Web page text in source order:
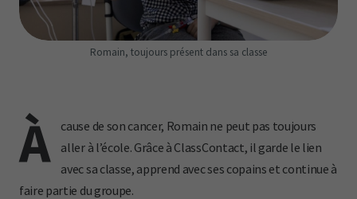
Romain, toujours présent dans sa classe
À
cause de son cancer, Romain ne peut pas toujours
aller à l’école. Grâce à ClassContact, il garde le lien
avec sa classe, apprend avec ses copains et continue à
faire partie du groupe.